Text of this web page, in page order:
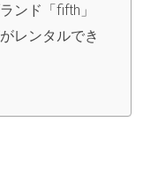
ンド「fifth」
レンタルでき